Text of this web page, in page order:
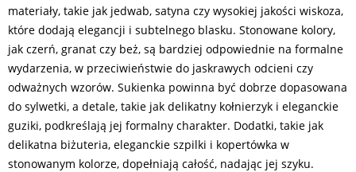
materiały, takie jak jedwab, satyna czy wysokiej jakości wiskoza,
które dodają elegancji i subtelnego blasku. Stonowane kolory,
jak czerń, granat czy beż, są bardziej odpowiednie na formalne
wydarzenia, w przeciwieństwie do jaskrawych odcieni czy
odważnych wzorów. Sukienka powinna być dobrze dopasowana
do sylwetki, a detale, takie jak delikatny kołnierzyk i eleganckie
guziki, podkreślają jej formalny charakter. Dodatki, takie jak
delikatna biżuteria, eleganckie szpilki i kopertówka w
stonowanym kolorze, dopełniają całość, nadając jej szyku.